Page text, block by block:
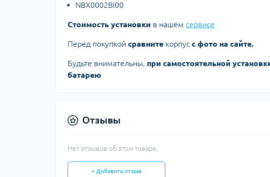
NBX0002BI00
Стоимость установки в нашем сервисе
Перед покупкой сравните корпус с фото на сайте.
Будьте внимательны, при самостоятельной
батарею
Отзывы
Нет отзывов об этом товаре.
+ Добавить отзыв